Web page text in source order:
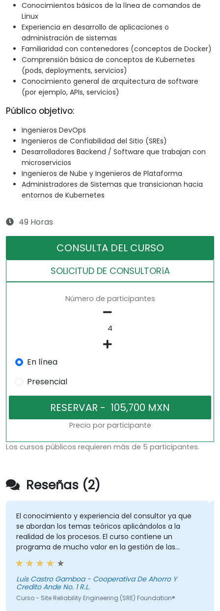
Conocimientos básicos de la línea de comandos de
Linux
Experiencia en desarrollo de aplicaciones o
administración de sistemas
Familiaridad con contenedores (conceptos de Docker)
Comprensión básica de conceptos de Kubernetes
(pods, deployments, servicios)
Conocimiento general de arquitectura de software
(por ejemplo, APIs, servicios)
Público objetivo:
Ingenieros DevOps
Ingenieros de Confiabilidad del Sitio (SREs)
Desarrolladores Backend / Software que trabajan con
microservicios
Ingenieros de Nube y Ingenieros de Plataforma
Administradores de Sistemas que transicionan hacia
entornos de Kubernetes
49 Horas
CONSULTA DEL CURSO
SOLICITUD DE CONSULTORíA
Número de participantes
En línea
Presencial
Precio por participante
Los cursos públicos requieren más de 5 participantes.
Reseñas (2)
El conocimiento y experiencia del consultor ya que
se abordan los temas teóricos aplicándolos a la
realidad de los procesos. El curso contiene un
programa de mucho valor en la gestión de las
tecnologías de información.
Luis Castro Gamboa - Cooperativa De Ahorro Y
Credito Ande No. 1 R.L.
Curso - Site Reliability Engineering (SRE) Foundation®